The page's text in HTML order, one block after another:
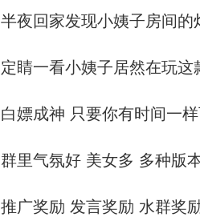
半夜回家发现小姨子房间的
定睛一看小姨子居然在玩
白嫖成神 只要你有时间一
群里气氛好 美女多 多种版
推广奖励 发言奖励 水群奖